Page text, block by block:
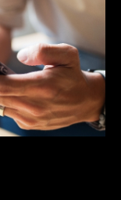
avec
des
à Le